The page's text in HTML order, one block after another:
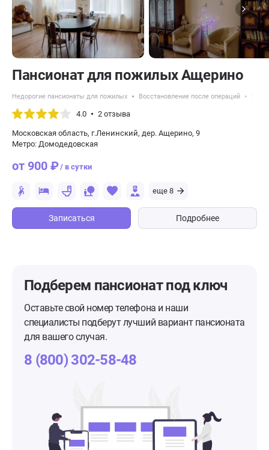
Пансионат для пожилых Ащерино
Недорогие пансионаты для пожилых Восстановление после операций
4.0 2 отзыва
Московская область, г.Ленинский, дер. Ащерино, 9
Метро: Домодедовская
от 900 ₽/ в сутки
еще 8
Записаться Подробнее
Подберем пансионатпод ключ
Оставьте свой номер телефона и наши
специалисты подберут лучший вариант пансионата
для вашего случая.
8 (800) 302-58-48